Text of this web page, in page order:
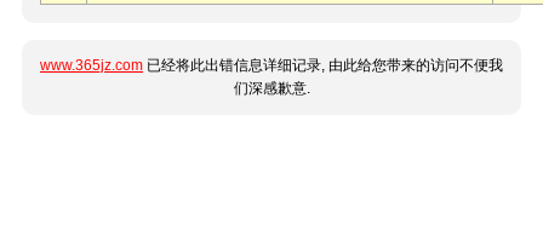
www.365jz.com 已经将此出错信息详细记录, 由此给您带来的访问不便我
们深感歉意.